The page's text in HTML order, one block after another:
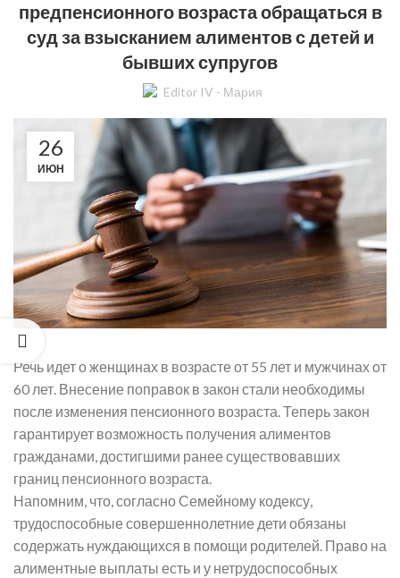
предпенсионного возраста обращаться в
суд за взысканием алиментов с детей и
бывших супругов
Editor IV - Мария
26
ИЮН
Речь идет о женщинах в возрасте от 55 лет и мужчинах от
60 лет. Внесение поправок в закон стали необходимы
после изменения пенсионного возраста. Теперь закон
гарантирует возможность получения алиментов
гражданами, достигшими ранее существовавших
границ пенсионного возраста.
Напомним, что, согласно Семейному кодексу,
трудоспособные совершеннолетние дети обязаны
содержать нуждающихся в помощи родителей. Право на
алиментные выплаты есть и у нетрудоспособных